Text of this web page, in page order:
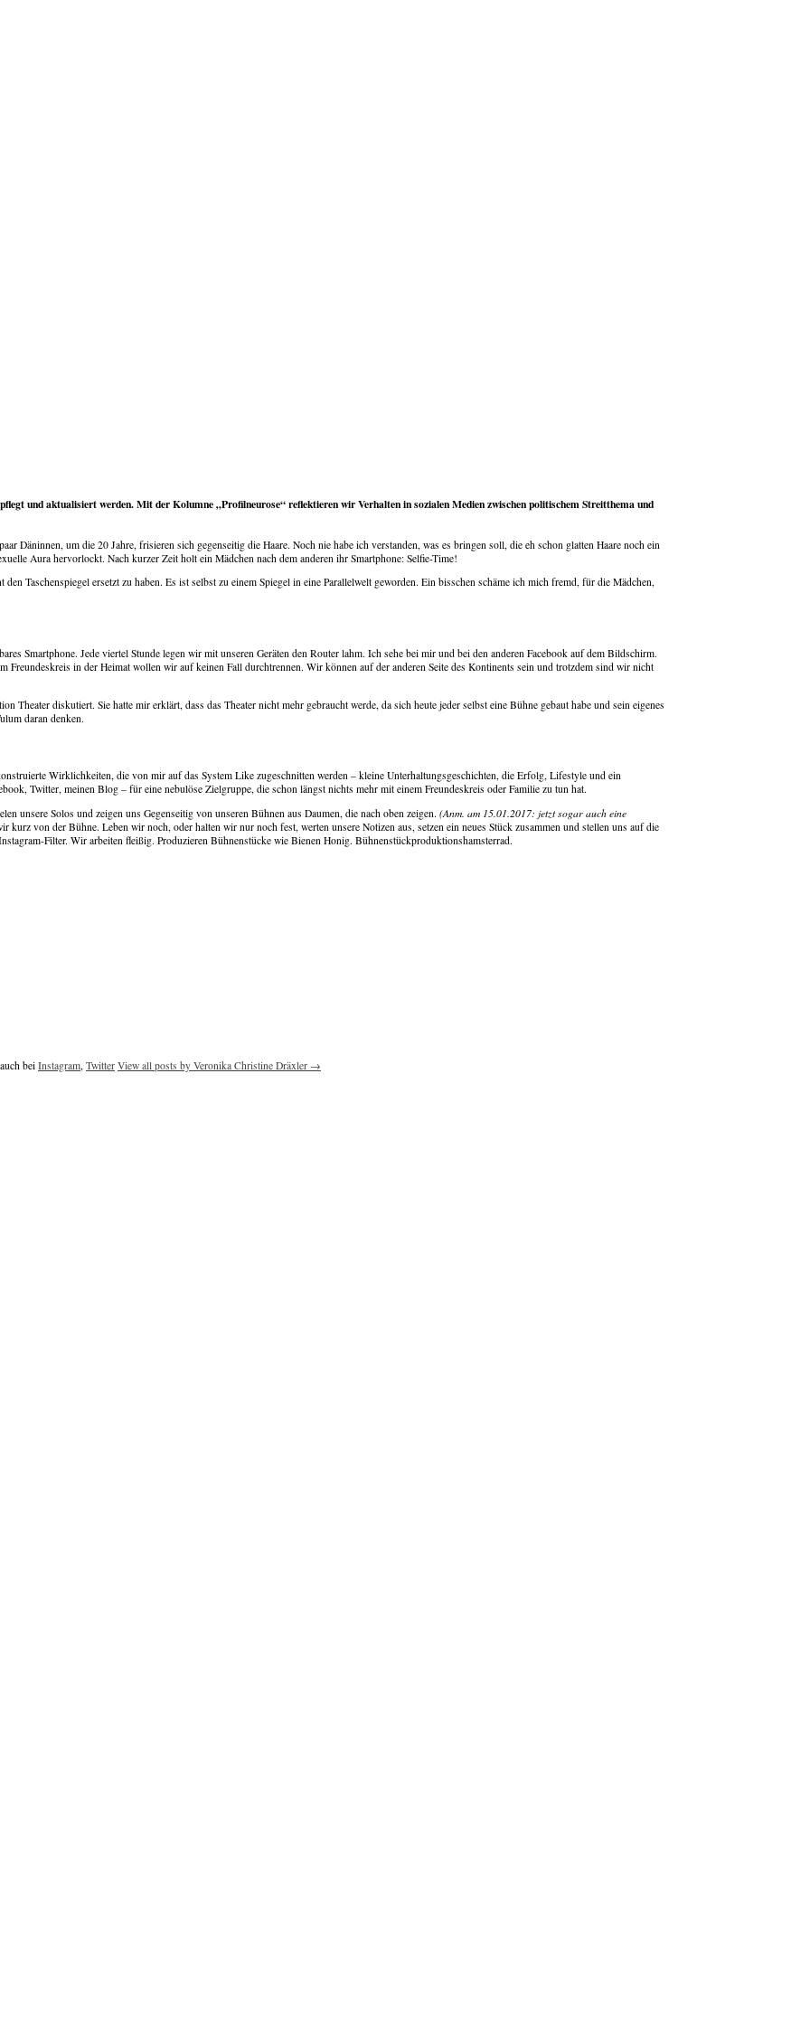
und aktualisiert werden. Mit der Kolumne „Profilneurose“ reflektieren wir Verhalten in sozialen Medien zwischen politischem Streitthema und
Däninnen, um die 20 Jahre, frisieren sich gegenseitig die Haare. Noch nie habe ich verstanden, was es bringen soll, die eh schon glatten Haare noch ein
Aura hervorlockt. Nach kurzer Zeit holt ein Mädchen nach dem anderen ihr Smartphone: Selfie-Time!
Taschenspiegel ersetzt zu haben. Es ist selbst zu einem Spiegel in eine Parallelwelt geworden. Ein bisschen schäme ich mich fremd, für die Mädchen,
Smartphone. Jede viertel Stunde legen wir mit unseren Geräten den Router lahm. Ich sehe bei mir und bei den anderen Facebook auf dem Bildschirm.
in der Heimat wollen wir auf keinen Fall durchtrennen. Wir können auf der anderen Seite des Kontinents sein und trotzdem sind wir nicht
Theater diskutiert. Sie hatte mir erklärt, dass das Theater nicht mehr gebraucht werde, da sich heute jeder selbst eine Bühne gebaut habe und sein eigenes
daran denken.
Wirklichkeiten, die von mir auf das System Like zugeschnitten werden – kleine Unterhaltungsgeschichten, die Erfolg, Lifestyle und ein
Twitter, meinen Blog – für eine nebulöse Zielgruppe, die schon längst nichts mehr mit einem Freundeskreis oder Familie zu tun hat.
unsere Solos und zeigen uns Gegenseitig von unseren Bühnen aus Daumen, die nach oben zeigen. (Anm. am 15.01.2017: jetzt sogar auch eine
kurz von der Bühne. Leben wir noch, oder halten wir nur noch fest, werten unsere Notizen aus, setzen ein neues Stück zusammen und stellen uns auf die
Filter. Wir arbeiten fleißig. Produzieren Bühnenstücke wie Bienen Honig. Bühnenstückproduktionshamsterrad.
beiInstagram, Twitter View all posts by Veronika Christine Dräxler →